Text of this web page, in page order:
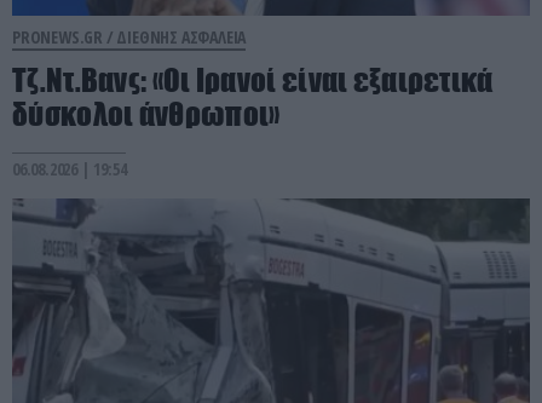
PRONEWS.GR / ΔΙΕΘΝΗΣ ΑΣΦΑΛΕΙΑ
Τζ.Ντ.Βανς: «Οι Ιρανοί είναι εξαιρετικά
δύσκολοι άνθρωποι»
06.08.2026 | 19:54